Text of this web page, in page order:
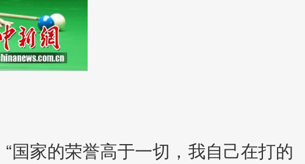
国家的荣誉高于一切，我自己在打的